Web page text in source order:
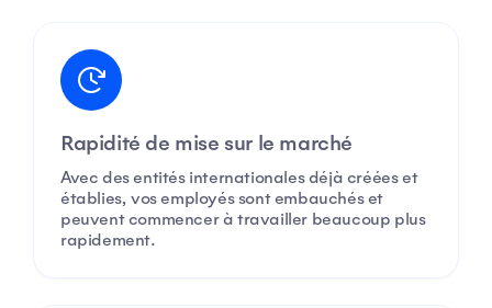
Rapidité de mise sur le marché
Avec des entités internationales déjà créées et
établies, vos employés sont embauchés et
peuvent commencer à travailler beaucoup plus
rapidement.